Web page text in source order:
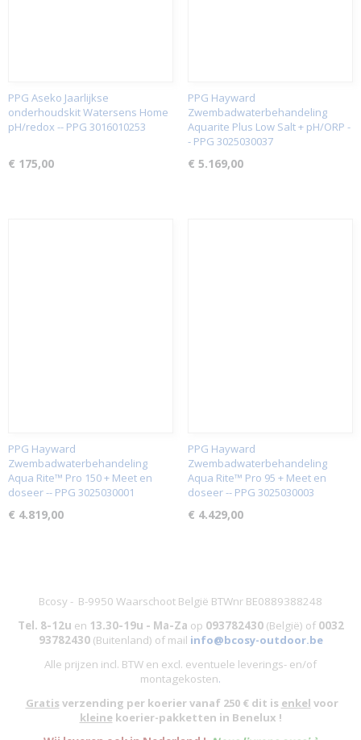
PPG Aseko Jaarlijkse
onderhoudskit Watersens Home
pH/redox -- PPG 3016010253
€ 175,00
PPG Hayward
Zwembadwaterbehandeling
Aquarite Plus Low Salt + pH/ORP -
- PPG 3025030037
€ 5.169,00
PPG Hayward
Zwembadwaterbehandeling
Aqua Rite™ Pro 150 + Meet en
doseer -- PPG 3025030001
€ 4.819,00
PPG Hayward
Zwembadwaterbehandeling
Aqua Rite™ Pro 95 + Meet en
doseer -- PPG 3025030003
€ 4.429,00
Bcosy - B-9950 Waarschoot België BTWnr BE0889388248
Tel. 8-12u en 13.30-19u - Ma-Za op 093782430(België) of 0032
93782430(Buitenland) of mail info@bcosy-outdoor.be
Alle prijzen incl. BTW en excl. eventuele leverings- en/of
montagekosten.
Gratis verzending per koerier vanaf 250 € dit is enkel voor
kleinekoerier-pakketten in Benelux !